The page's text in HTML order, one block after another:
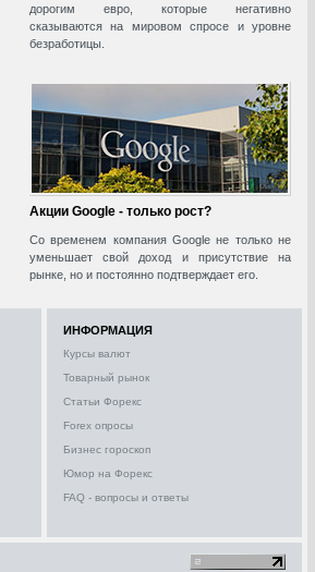
дорогим евро, которые негативно
сказываются на мировом спросе и уровне
безработицы.
Акции Google - только рост?
Со временем компания Google не только не
уменьшает свой доход и присутствие на
рынке, но и постоянно подтверждает его.
ИНФОРМАЦИЯ
Курсы валют
Товарный рынок
Статьи Форекс
Forex опросы
Бизнес гороскоп
Юмор на Форекс
FAQ - вопросы и ответы